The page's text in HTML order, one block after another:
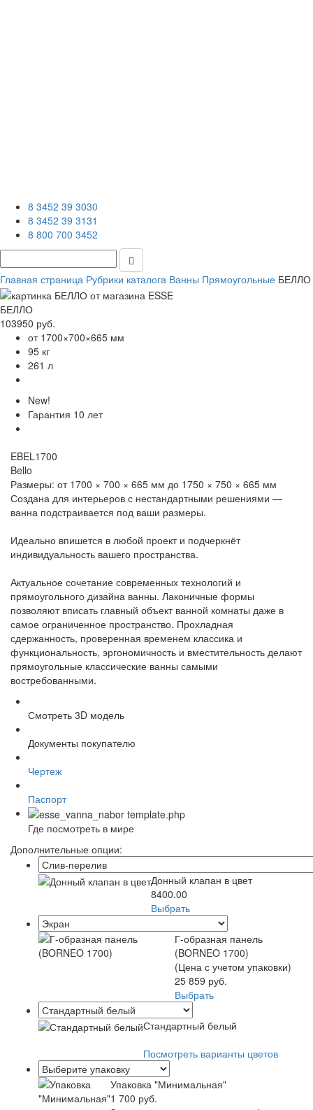
8 3452 39 3030
8 3452 39 3131
8 800 700 3452
Главная страница Рубрики каталога Ванны Прямоугольные БЕЛЛО
БЕЛЛО
103950 руб.
от 1700×700×665 мм
95 кг
261 л
New!
Гарантия 10 лет
EBEL1700
Bello
Размеры: от 1700 × 700 × 665 мм до 1750 × 750 × 665 мм
Создана для интерьеров с нестандартными решениями —
ванна подстраивается под ваши размеры.
Идеально впишется в любой проект и подчеркнёт
индивидуальность вашего пространства.
Актуальное сочетание современных технологий и
прямоугольного дизайна ванны. Лаконичные формы
позволяют вписать главный объект ванной комнаты даже в
самое ограниченное пространство. Прохладная
сдержанность, проверенная временем классика и
функциональность, эргономичность и вместительность делают
прямоугольные классические ванны самыми
востребованными.
Смотреть 3D модель
Документы покупателю
Чертеж
Паспорт
Где посмотреть в мире
Дополнительные опции:
Донный клапан в цвет
8400.00
Выбрать
Г-образная панель
(BORNEO 1700)
(Цена с учетом упаковки)
25 859 руб.
Выбрать
Стандартный белый
Посмотреть варианты цветов
Упаковка "Минимальная"
1 700 руб.